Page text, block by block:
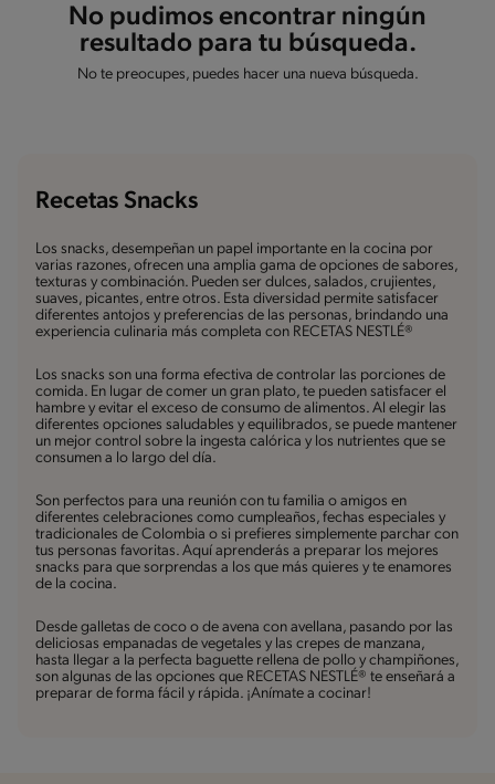
No pudimos encontrar ningún
resultado para tu búsqueda.
No te preocupes, puedes hacer una nueva búsqueda.
Recetas Snacks
Los snacks, desempeñan un papel importante en la cocina por
varias razones, ofrecen una amplia gama de opciones de sabores,
texturas y combinación. Pueden ser dulces, salados, crujientes,
suaves, picantes, entre otros. Esta diversidad permite satisfacer
diferentes antojos y preferencias de las personas, brindando una
experiencia culinaria más completa con RECETAS NESTLÉ®
Los snacks son una forma efectiva de controlar las porciones de
comida. En lugar de comer un gran plato, te pueden satisfacer el
hambre y evitar el exceso de consumo de alimentos. Al elegir las
diferentes opciones saludables y equilibrados, se puede mantener
un mejor control sobre la ingesta calórica y los nutrientes que se
consumen a lo largo del día.
Son perfectos para una reunión con tu familia o amigos en
diferentes celebraciones como cumpleaños, fechas especiales y
tradicionales de Colombia o si prefieres simplemente parchar con
tus personas favoritas. Aquí aprenderás a preparar los mejores
snacks para que sorprendas a los que más quieres y te enamores
de la cocina.
Desde galletas de coco o de avena con avellana, pasando por las
deliciosas empanadas de vegetales y las crepes de manzana,
hasta llegar a la perfecta baguette rellena de pollo y champiñones,
son algunas de las opciones que RECETAS NESTLÉ® te enseñará a
preparar de forma fácil y rápida. ¡Anímate a cocinar!